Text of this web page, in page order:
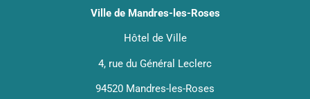
Ville de Mandres-les-Roses
Hôtel de Ville
4, rue du Général Leclerc
94520 Mandres-les-Roses